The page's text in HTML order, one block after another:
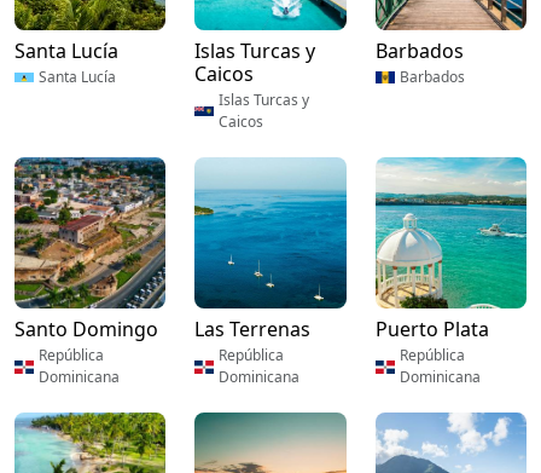
Santa Lucía
Santa Lucía
Islas Turcas y
Caicos
Islas Turcas y
Caicos
Barbados
Barbados
Santo Domingo
República
Dominicana
Las Terrenas
República
Dominicana
Puerto Plata
República
Dominicana